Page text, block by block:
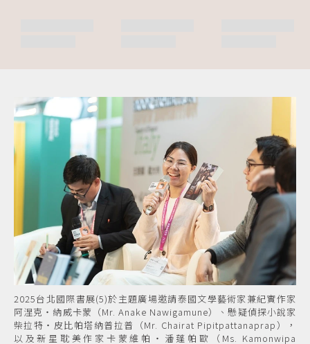
2025台北國際書展(5)於主題廣場邀請泰國文學藝術家兼紀實作家
阿涅克・納威卡蒙（Mr. Anake Nawigamune）、懸疑偵探小說家
柴拉特・皮比帕塔納普拉普（Mr. Chairat Pipitpattanaprap），
以及新星耽美作家卡蒙維帕・潘蓬帕歐（Ms. Kamonwipa